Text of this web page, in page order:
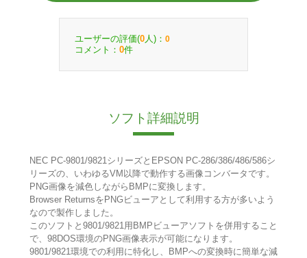
ユーザーの評価(0 人)： 0
コメント： 0件
ソフト詳細説明
NEC PC-9801/9821シリーズとEPSON PC-286/386/486/586シ
リーズの、いわゆるVM以降で動作する画像コンバータです。
PNG画像を減色しながらBMPに変換します。
Browser ReturnsをPNGビューアとして利用する方が多いよう
なので製作しました。
このソフトと9801/9821用BMPビューアソフトを併用すること
で、98DOS環境のPNG画像表示が可能になります。
9801/9821環境での利用に特化し、BMPへの変換時に簡単な減